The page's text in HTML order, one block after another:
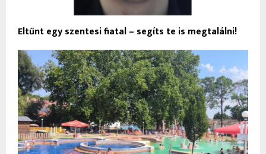
Eltűnt egy szentesi fiatal – segíts te is megtalálni!